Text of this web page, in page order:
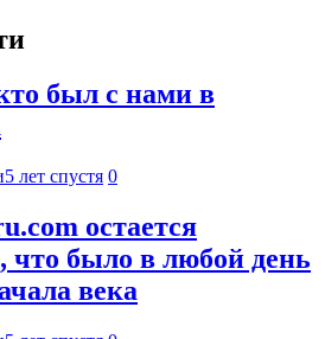
был с нами в
5 лет спустя 0
остается
было в любой день
века